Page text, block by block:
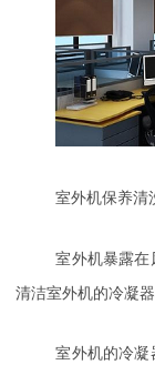
室外机保养清
室外机暴露在
清洁室外机的冷凝器
室外机的冷凝